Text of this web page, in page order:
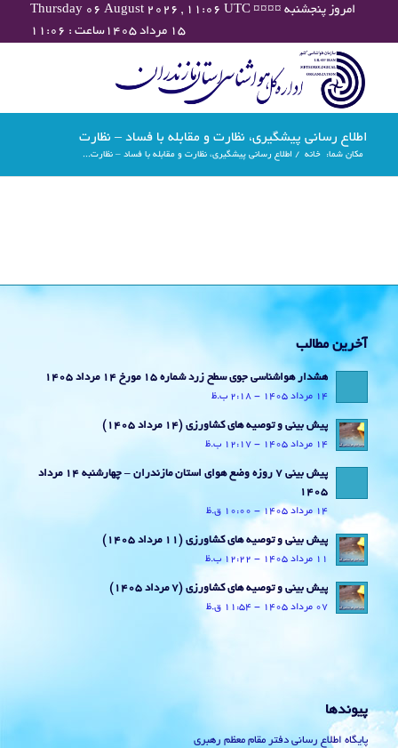
Thursday 06 August 2026 , 11:06 UTC ¤¤¤¤ امروز پنجشنبه
۱۵ مرداد ۱۴۰۵ساعت : ۱۱:۰۶
اطلاع رسانی پیشگیری، نظارت و مقابله با فساد – نظارت
مکان شما: خانه / اطلاع رسانی پیشگیری، نظارت و مقابله با فساد – نظارت...
آخرین مطالب
هشدار هواشناسی جوی سطح زرد شماره 15 مورخ 14 مرداد 1405
14 مرداد 1405 - 2:18 ب.ظ
پیش بینی و توصیه های کشاورزی (14 مرداد ۱۴۰۵)
14 مرداد 1405 - 12:17 ب.ظ
پیش بینی 7 روزه وضع هوای استان مازندران – چهارشنبه 14 مرداد
1405
14 مرداد 1405 - 10:00 ق.ظ
پیش بینی و توصیه های کشاورزی (11 مرداد ۱۴۰۵)
11 مرداد 1405 - 12:22 ب.ظ
پیش بینی و توصیه های کشاورزی (7 مرداد ۱۴۰۵)
07 مرداد 1405 - 11:54 ق.ظ
پیوندها
پایگاه اطلاع رسانی دفتر مقام معظم رهبری